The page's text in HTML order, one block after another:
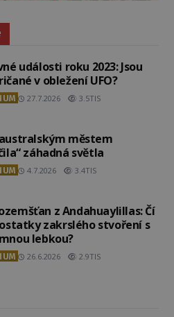
události roku 2023: Jsou
v obležení UFO?
27.7.2026 3.5TIS
městem
záhadná světla
4.7.2026 3.4TIS
z Andahuaylillas: Čí
zakrslého stvoření s
lebkou?
26.6.2026 2.9TIS